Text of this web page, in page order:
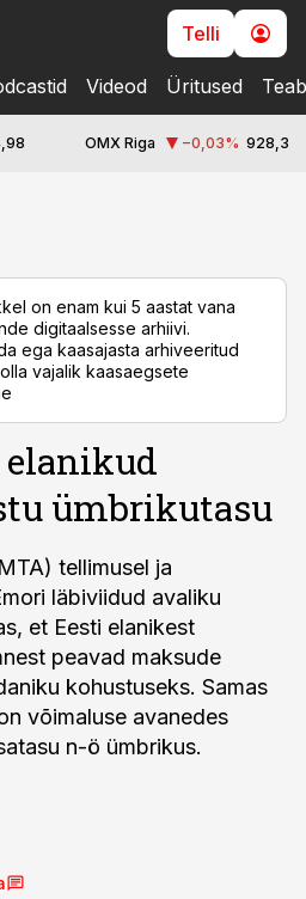
Telli
Videod Üritused
OMX Riga −0,03% 928,3
on enam kui 5 aastat vana
digitaalsesse arhiivi.
ega kaasajasta arhiveeritud
vajalik kaasaegsete
elanikud
ümbrikutasu
tellimusel ja
läbiviidud avaliku
et Eesti elanikest
peavad maksude
kohustuseks. Samas
võimaluse avanedes
n-ö ümbrikus.